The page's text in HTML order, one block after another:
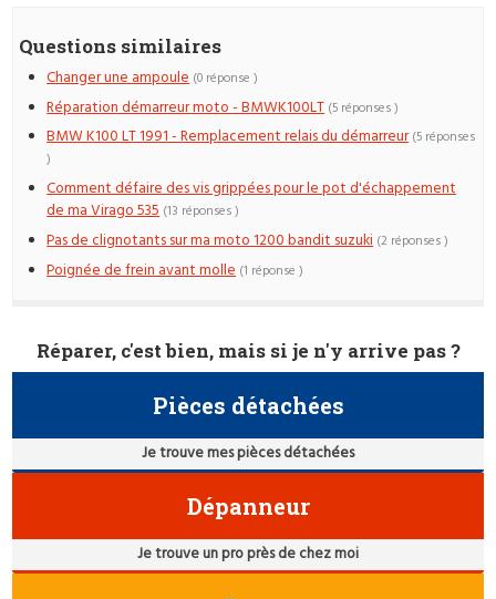
Questions similaires
Changer une ampoule (0 réponse )
Réparation démarreur moto - BMWK100LT (5 réponses )
BMW K100 LT 1991 - Remplacement relais du démarreur (5 réponses
)
Comment défaire des vis grippées pour le pot d'échappement
de ma Virago 535 (13 réponses )
Pas de clignotants sur ma moto 1200 bandit suzuki (2 réponses )
Poignée de frein avant molle (1 réponse )
Réparer, c'est bien, mais si je n'y arrive pas ?
Pièces détachées
Je trouve mes pièces détachées
Dépanneur
Je trouve un pro près de chez moi